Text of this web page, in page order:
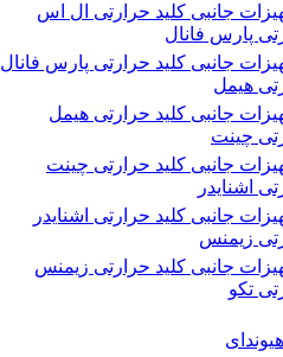
جانبی کلید حرارتی ال اس
پارس فانال
جانبی کلید حرارتی پارس فانال
هیمل
جانبی کلید حرارتی هیمل
چینت
جانبی کلید حرارتی چینت
اشنایدر
جانبی کلید حرارتی اشنایدر
زیمنس
جانبی کلید حرارتی زیمنس
تکو